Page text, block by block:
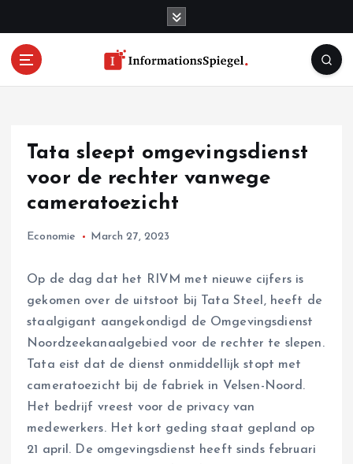
Tata sleept omgevingsdienst
voor de rechter vanwege
cameratoezicht
Economie March 27, 2023
Op de dag dat het RIVM met nieuwe cijfers is
gekomen over de uitstoot bij Tata Steel, heeft de
staalgigant aangekondigd de Omgevingsdienst
Noordzeekanaalgebied voor de rechter te slepen.
Tata eist dat de dienst onmiddellijk stopt met
cameratoezicht bij de fabriek in Velsen-Noord.
Het bedrijf vreest voor de privacy van
medewerkers. Het kort geding staat gepland op
21 april. De omgevingsdienst heeft sinds februari